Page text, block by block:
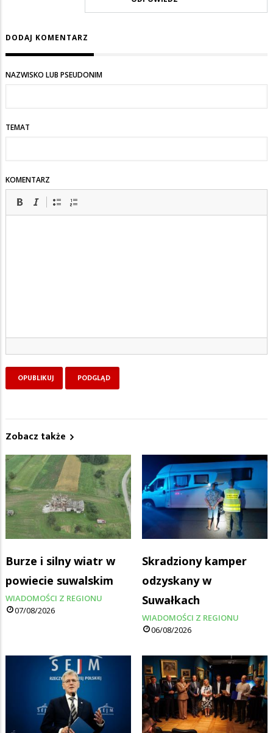
Chyba
z
Białegostoku…
DODAJ KOMENTARZ
NAZWISKO LUB PSEUDONIM
TEMAT
KOMENTARZ
Zobacz także
Burze i silny wiatr w
powiecie suwalskim
WIADOMOŚCI Z REGIONU
07/08/2026
Skradziony kamper
odzyskany w
Suwałkach
WIADOMOŚCI Z REGIONU
06/08/2026